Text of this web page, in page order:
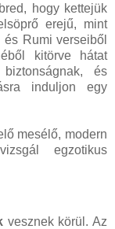
hogy kettejük
erejű, mint
Rumi verseiből
kitörve hátat
és
induljon egy
mesélő, modern
egzotikus
vesznek körül. Az